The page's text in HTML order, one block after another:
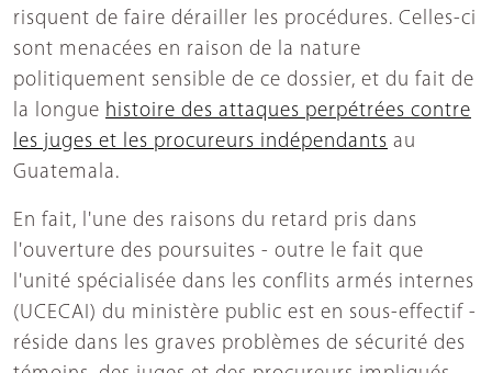
risquent de faire dérailler les procédures. Celles-ci
sont menacées en raison de la nature
politiquement sensible de ce dossier, et du fait de
la longue histoire des attaques perpétrées contre
les juges et les procureurs indépendants au
Guatemala.
En fait, l'une des raisons du retard pris dans
l'ouverture des poursuites - outre le fait que
l'unité spécialisée dans les conflits armés internes
(UCECAI) du ministère public est en sous-effectif -
réside dans les graves problèmes de sécurité des